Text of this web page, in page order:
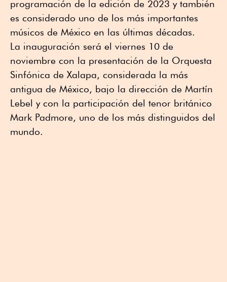
programación de la edición de 2023 y también
es considerado uno de los más importantes
músicos de México en las últimas décadas.
La inauguración será el viernes 10 de
noviembre con la presentación de la Orquesta
Sinfónica de Xalapa, considerada la más
antigua de México, bajo la dirección de Martín
Lebel y con la participación del tenor británico
Mark Padmore, uno de los más distinguidos del
mundo.